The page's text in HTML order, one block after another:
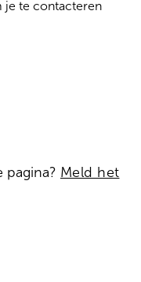
je te contacteren
Meld het